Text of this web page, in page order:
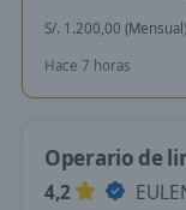
S/. 1.200,00 (Mensual)
Hace 7 horas
Operario de
4,2